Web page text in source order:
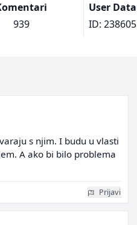
939
User Data
ID: 238605
s njim. I budu u vlasti
A ako bi bilo problema
Prijavi